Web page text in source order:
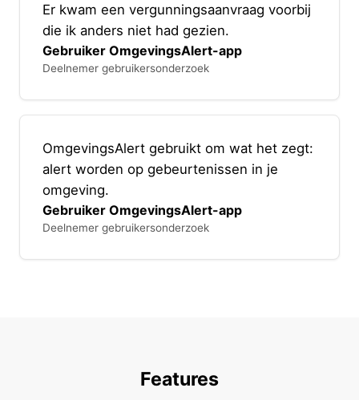
Er kwam een vergunningsaanvraag voorbij
die ik anders niet had gezien.
Gebruiker OmgevingsAlert-app
Deelnemer gebruikersonderzoek
OmgevingsAlert gebruikt om wat het zegt:
alert worden op gebeurtenissen in je
omgeving.
Gebruiker OmgevingsAlert-app
Deelnemer gebruikersonderzoek
Features